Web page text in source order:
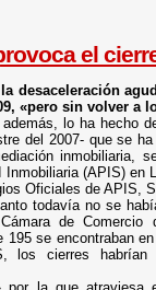
el
desaceleración
«pero sin volver a
lo ha hecho
del 2007- que se
inmobiliaria,
(APIS) en
Oficiales de APIS,
todavía no se
de
se encontraban
los cierres habrían